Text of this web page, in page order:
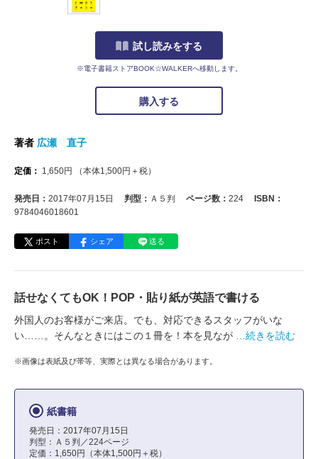
試し読みをする
※電子書籍ストアBOOK☆WALKERへ移動します。
購入する
著者 広瀬 直子
定価： 1,650円 （本体1,500円＋税）
発売日： 2017年07月15日 判型： Ａ５判 ページ数： 224
ISBN：
9784046018601
ポスト シェア 送る
話せなくてもOK！POP・貼り紙が英語で書ける
外国人のお客様がご来店。でも、対応できるスタッフがいな
い……。そんなときにはこの１冊を！本を見なが
…続きを読む
※画像は表紙及び帯等、実際とは異なる場合があります。
紙書籍
発売日：2017年07月15日
判型：Ａ５判／224ページ
定価：1,650円（本体1,500円＋税）